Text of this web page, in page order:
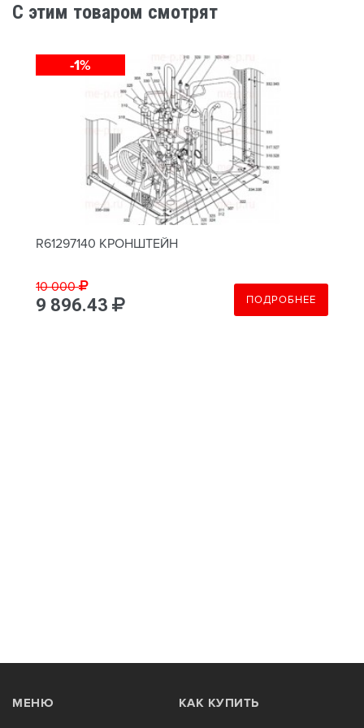
C этим товаром смотрят
-1%
R61297140 КРОНШТЕЙН
10 000
9 896.43 ПОДРОБНЕЕ
МЕНЮ КАК КУПИТЬ